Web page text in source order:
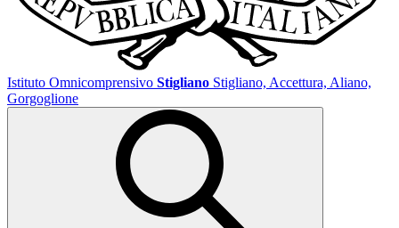
Istituto Omnicomprensivo Stigliano Stigliano, Accettura, Aliano,
Gorgoglione